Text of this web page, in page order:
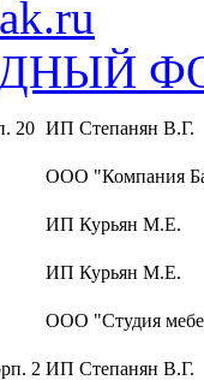
20 ИП Степанян В.Г.
ООО "Компания
ИП Курьян М.Е.
ИП Курьян М.Е.
ООО "Студия
2 ИП Степанян В.Г.